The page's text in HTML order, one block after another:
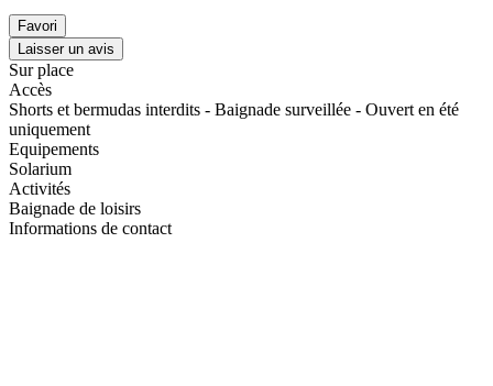
Favori
Laisser un avis
Sur place
Accès
Shorts et bermudas interdits - Baignade surveillée - Ouvert en été
uniquement
Equipements
Solarium
Activités
Baignade de loisirs
Informations de contact